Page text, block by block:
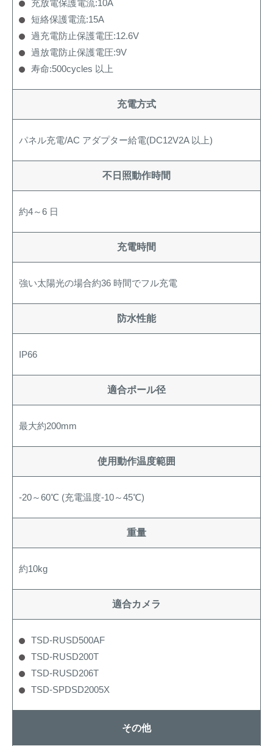
充放電保護電流:10A
短絡保護電流:15A
過充電防止保護電圧:12.6V
過放電防止保護電圧:9V
寿命:500cycles 以上
充電方式
パネル充電/AC アダプター給電(DC12V2A 以上)
不日照動作時間
約4～6 日
充電時間
強い太陽光の場合約36 時間でフル充電
防水性能
IP66
適合ポール径
最大約200mm
使用動作温度範囲
-20～60℃ (充電温度-10～45℃)
重量
約10kg
適合カメラ
TSD-RUSD500AF
TSD-RUSD200T
TSD-RUSD206T
TSD-SPDSD2005X
その他